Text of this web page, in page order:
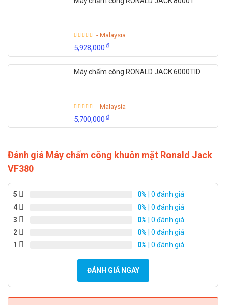
- Malaysia
5,928,000₫
Máy chấm công RONALD JACK 6000TID
- Malaysia
5,700,000₫
Đánh giá Máy chấm công khuôn mặt Ronald Jack
VF380
5 0% | 0 đánh giá
4
0% | 0 đánh giá
3
0% | 0 đánh giá
2
0% | 0 đánh giá
1
0% | 0 đánh giá
ĐÁNH GIÁ NGAY